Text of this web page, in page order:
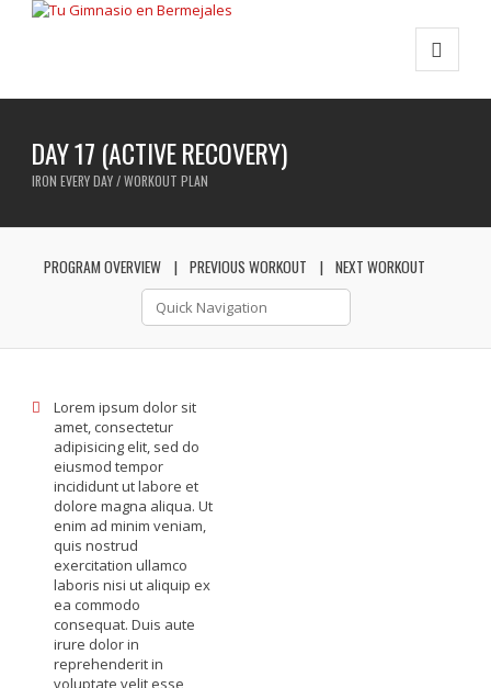
DAY 17 (ACTIVE RECOVERY)
IRON EVERY DAY / WORKOUT PLAN
PROGRAM OVERVIEW PREVIOUS WORKOUT NEXT WORKOUT
Lorem ipsum dolor sit
amet, consectetur
adipisicing elit, sed do
eiusmod tempor
incididunt ut labore et
dolore magna aliqua. Ut
enim ad minim veniam,
quis nostrud
exercitation ullamco
laboris nisi ut aliquip ex
ea commodo
consequat. Duis aute
irure dolor in
reprehenderit in
voluptate velit esse